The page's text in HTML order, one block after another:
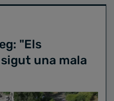
"Els
una mala